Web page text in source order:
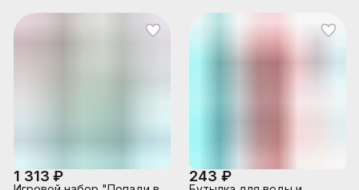
1 313 ₽ 243 ₽